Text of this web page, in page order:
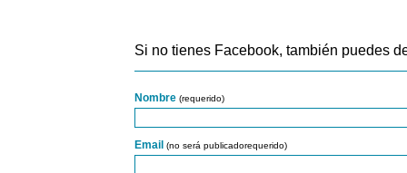
Si no tienes Facebook, también puedes
Nombre (requerido)
Email (no será publicadorequerido)